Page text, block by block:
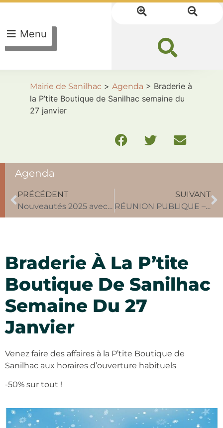
Menu
Mairie de Sanilhac > Agenda > Braderie à
la P’tite Boutique de Sanilhac semaine du
27 janvier
Agenda
PRÉCÉDENT
Nouveautés 2025 avec le Centre Communal d’Action Sociale
SUIVANT
RÉUNION PUBLIQUE – SCoT PAYS DE L’ISLE EN PÉRIGORD Lundi 3 février à 18h00
Braderie À La P’tite
Boutique De Sanilhac
Semaine Du 27
Janvier
Venez faire des affaires à la P’tite Boutique de
Sanilhac aux horaires d’ouverture habituels
-50% sur tout !